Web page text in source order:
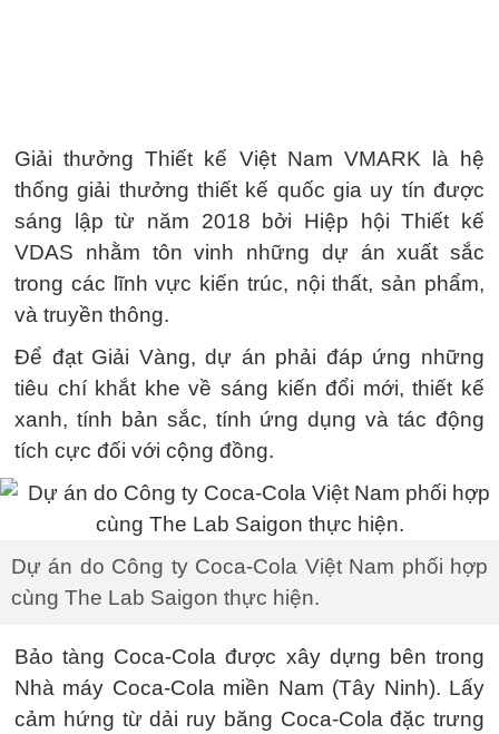
Giải thưởng Thiết kế Việt Nam VMARK là hệ
thống giải thưởng thiết kế quốc gia uy tín được
sáng lập từ năm 2018 bởi Hiệp hội Thiết kế
VDAS nhằm tôn vinh những dự án xuất sắc
trong các lĩnh vực kiến trúc, nội thất, sản phẩm,
và truyền thông.
Để đạt Giải Vàng, dự án phải đáp ứng những
tiêu chí khắt khe về sáng kiến đổi mới, thiết kế
xanh, tính bản sắc, tính ứng dụng và tác động
tích cực đối với cộng đồng.
Dự án do Công ty Coca-Cola Việt Nam phối hợp
cùng The Lab Saigon thực hiện.
Bảo tàng Coca-Cola được xây dựng bên trong
Nhà máy Coca-Cola miền Nam (Tây Ninh). Lấy
cảm hứng từ dải ruy băng Coca-Cola đặc trưng